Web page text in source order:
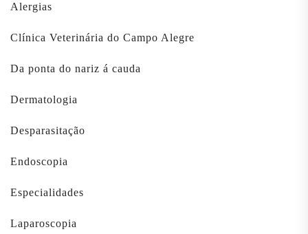
Alergias
Clínica Veterinária do Campo Alegre
Da ponta do nariz á cauda
Dermatologia
Desparasitação
Endoscopia
Especialidades
Laparoscopia